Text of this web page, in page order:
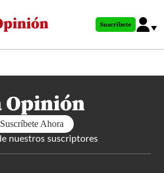
al
principal
Suscríbete
Suscríbete Ahora
nuestros suscriptores